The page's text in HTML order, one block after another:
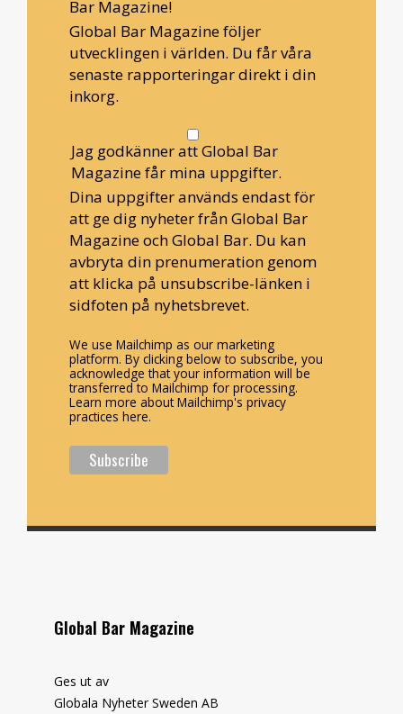
Bar Magazine!
Global Bar Magazine följer
utvecklingen i världen. Du får våra
senaste rapporteringar direkt i din
inkorg.
Jag godkänner att Global Bar
Magazine får mina uppgifter.
Dina uppgifter används endast för
att ge dig nyheter från Global Bar
Magazine och Global Bar. Du kan
avbryta din prenumeration genom
att klicka på unsubscribe-länken i
sidfoten på nyhetsbrevet.
We use Mailchimp as our marketing
platform. By clicking below to subscribe, you
acknowledge that your information will be
transferred to Mailchimp for processing.
Learn more about Mailchimp's privacy
practices here.
Global Bar Magazine
Ges ut av
Globala Nyheter Sweden AB